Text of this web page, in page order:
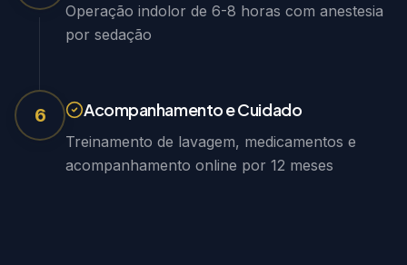
Operação indolor de 6-8 horas com anestesia
por sedação
6 Acompanhamento e Cuidado
Treinamento de lavagem, medicamentos e
acompanhamento online por 12 meses